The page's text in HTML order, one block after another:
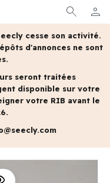
search person
MON
cesse son activité.
d'annonces ne sont
seront traitées
disponible sur votre
votre RIB avant le